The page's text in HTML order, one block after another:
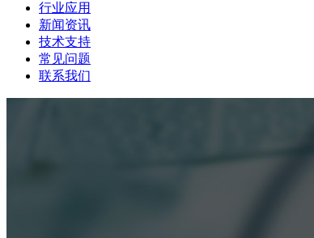
行业应用
新闻资讯
技术支持
常见问题
联系我们